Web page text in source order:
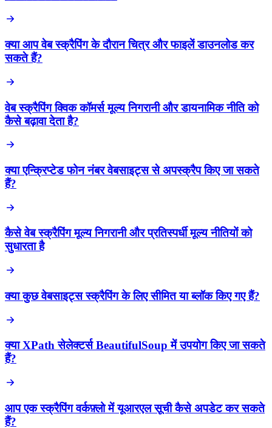
क्या आप वेब स्क्रैपिंग के दौरान चित्र और फाइलें डाउनलोड कर
सकते हैं?
वेब स्क्रैपिंग क्विक कॉमर्स मूल्य निगरानी और डायनामिक नीति को
कैसे बढ़ावा देता है?
क्या एन्क्रिप्टेड फोन नंबर वेबसाइट्स से अपस्क्रैप किए जा सकते
हैं?
कैसे वेब स्क्रैपिंग मूल्य निगरानी और प्रतिस्पर्धी मूल्य नीतियों को
सुधारता है
क्या कुछ वेबसाइट्स स्क्रैपिंग के लिए सीमित या ब्लॉक किए गए हैं?
क्या XPath सेलेक्टर्स BeautifulSoup में उपयोग किए जा सकते
हैं?
आप एक स्क्रैपिंग वर्कफ़्लो में यूआरएल सूची कैसे अपडेट कर सकते
हैं?